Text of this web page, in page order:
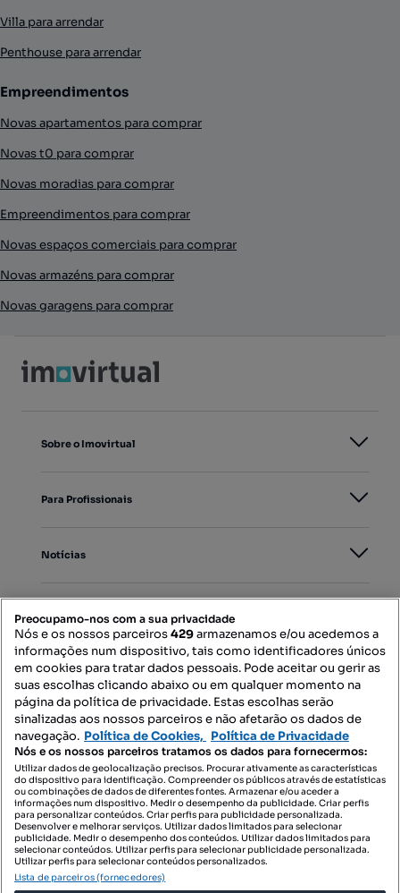
Villa para arrendar
Penthouse para arrendar
Empreendimentos
Novas apartamentos para comprar
Novas t0 para comprar
Novas moradias para comprar
Empreendimentos para comprar
Novas espaços comerciais para comprar
Novas armazéns para comprar
Novas garagens para comprar
Sobre o Imovirtual
Para Profissionais
Notícias
Mapa do Site
Contacte-nos
SIGA-NOS:
DESCARREGAR NA:
Preocupamo-nos com a sua privacidade
Nós e os nossos parceiros429armazenamos e/ou acedemos a
informações num dispositivo, tais como identificadores únicos
em cookies para tratar dados pessoais. Pode aceitar ou gerir as
suas escolhas clicando abaixo ou em qualquer momento na
página da política de privacidade. Estas escolhas serão
sinalizadas aos nossos parceiros e não afetarão os dados de
navegação. Política de Cookies, Política de Privacidade
Nós e os nossos parceiros tratamos os dados para fornecermos:
Utilizar dados de geolocalização precisos. Procurar ativamente as características
do dispositivo para identificação. Compreender os públicos através de estatísticas
ou combinações de dados de diferentes fontes. Armazenar e/ou aceder a
informações num dispositivo. Medir o desempenho da publicidade. Criar perfis
para personalizar conteúdos. Criar perfis para publicidade personalizada.
Desenvolver e melhorar serviços. Utilizar dados limitados para selecionar
publicidade. Medir o desempenho dos conteúdos. Utilizar dados limitados para
selecionar conteúdos. Utilizar perfis para selecionar publicidade personalizada.
Utilizar perfis para selecionar conteúdos personalizados.
Lista de parceiros (fornecedores)